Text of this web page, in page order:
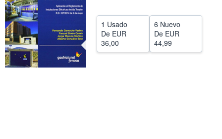
1 Usado
De EUR
36,00
6 Nuevo
De EUR
44,99